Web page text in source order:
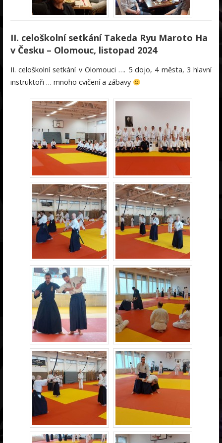
II. celoškolní setkání Takeda Ryu Maroto Ha
v Česku – Olomouc, listopad 2024
II. celoškolní setkání v Olomouci …. 5 dojo, 4 města, 3 hlavní
instruktoři … mnoho cvičení a zábavy